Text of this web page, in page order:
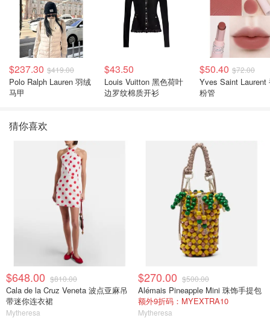
$237.30 $419.00
Polo Ralph Lauren 羽绒
马甲
$43.50
Louis Vuitton 黑色荷叶
边罗纹棉质开衫
$50.40 $72.00
Yves Saint Laurent
粉管
猜你喜欢
$648.00 $810.00
Cala de la Cruz Veneta 波点亚麻吊
带迷你连衣裙
Mytheresa
$270.00 $500.00
Alémais Pineapple Mini 珠饰手提包
额外9折码：MYEXTRA10
Mytheresa